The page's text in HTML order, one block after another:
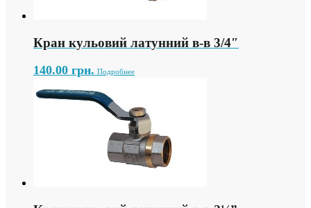
Кран кульовий латунний в-в 3/4″
140.00 грн. Подробнее